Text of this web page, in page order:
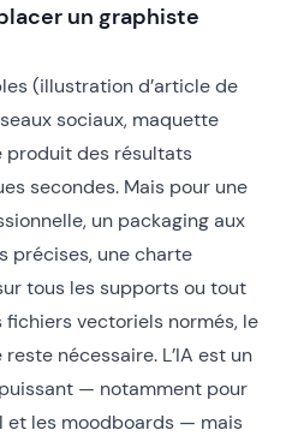
un graphiste
(illustration d’article de
sociaux, maquette
produit des résultats
secondes. Mais pour une
un packaging aux
précises, une charte
tous les supports ou tout
vectoriels normés, le
nécessaire. L’IA est un
— notamment pour
et les moodboards — mais